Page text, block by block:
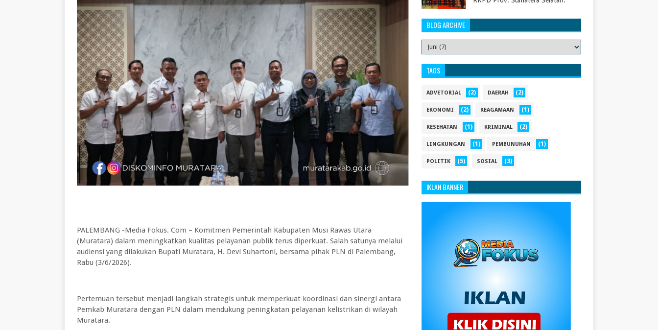
PALEMBANG -Media Fokus. Com – Komitmen Pemerintah Kabupaten Musi Rawas Utara
(Muratara) dalam meningkatkan kualitas pelayanan publik terus diperkuat. Salah satunya melalui
audiensi yang dilakukan Bupati Muratara, H. Devi Suhartoni, bersama pihak PLN di Palembang,
Rabu (3/6/2026).
Pertemuan tersebut menjadi langkah strategis untuk memperkuat koordinasi dan sinergi antara
Pemkab Muratara dengan PLN dalam mendukung peningkatan pelayanan kelistrikan di wilayah
Muratara.
BLOG ARCHIVE
TAGS
ADVETORIAL (2) DAERAH (2)
EKONOMI (2) KEAGAMAAN (1)
KESEHATAN (1) KRIMINAL (2)
LINGKUNGAN (1) PEMBUNUHAN (1)
POLITIK (5) SOSIAL (3)
IKLAN BANNER